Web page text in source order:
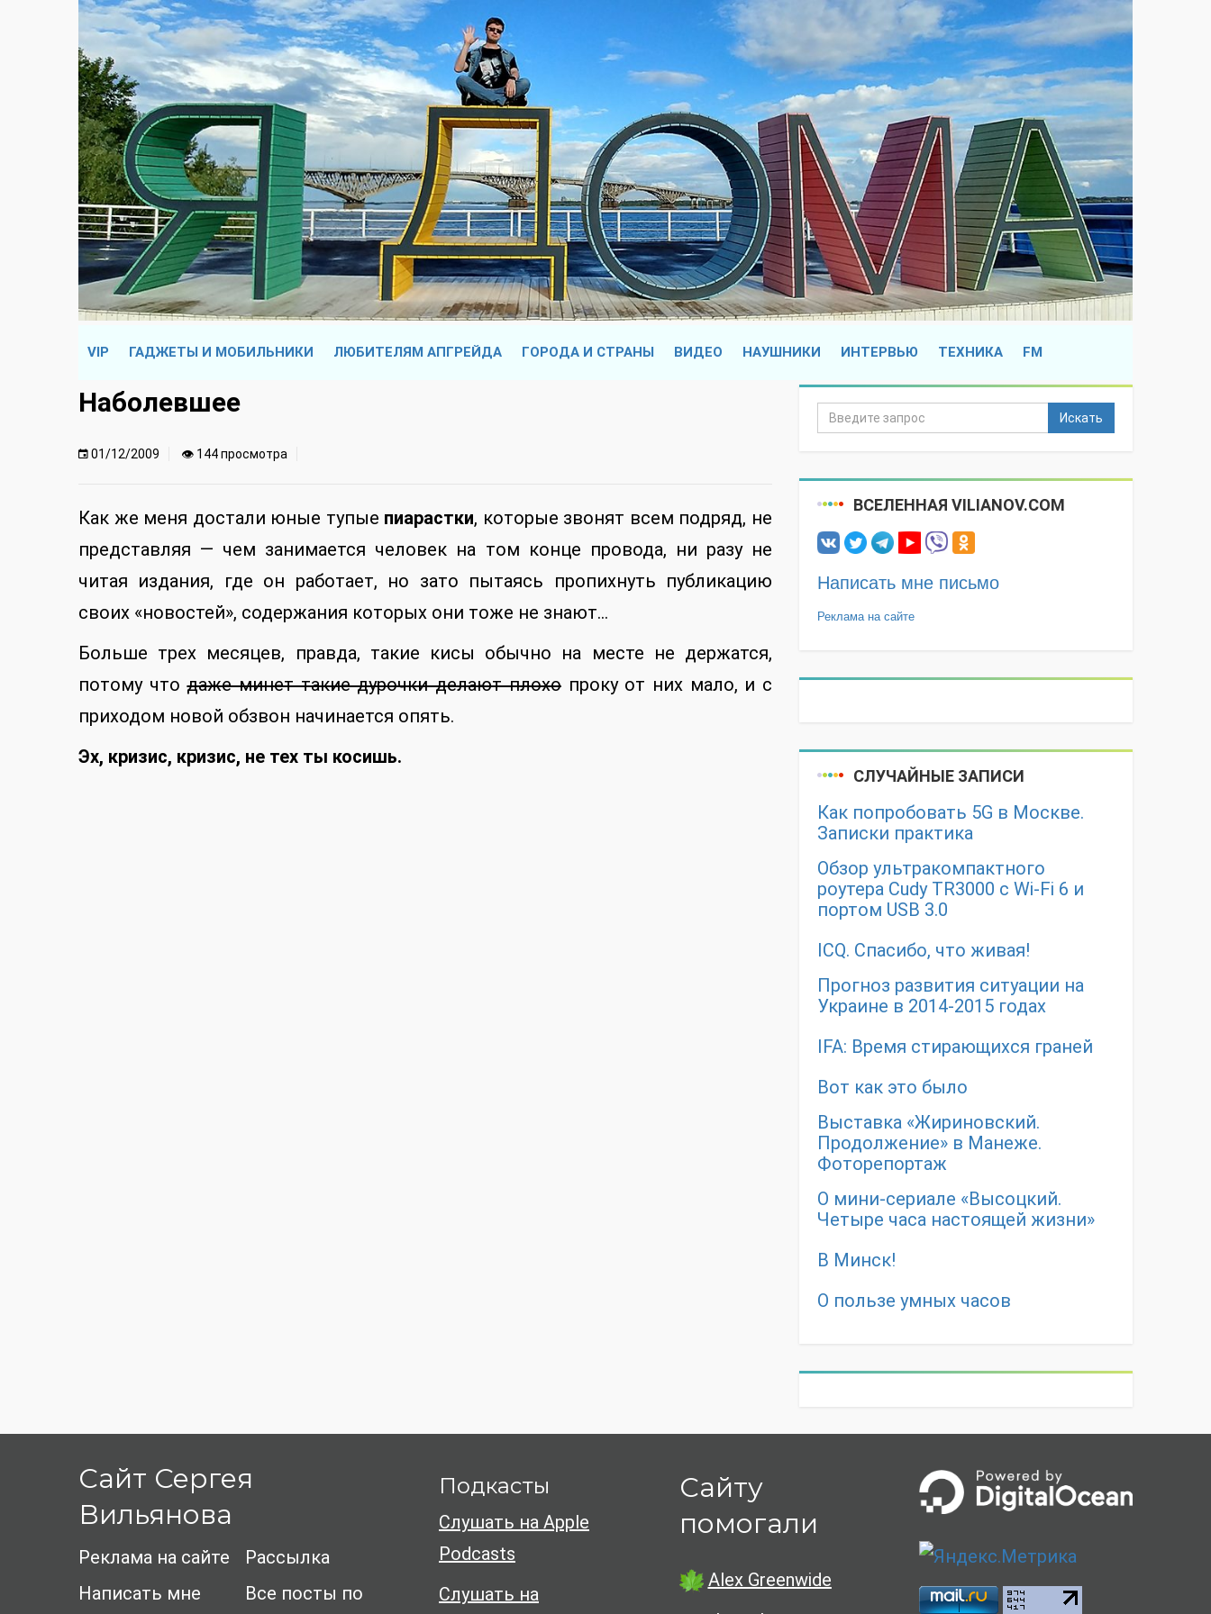
VIP ГАДЖЕТЫ И МОБИЛЬНИКИ ЛЮБИТЕЛЯМ АПГРЕЙДА ГОРОДА И СТРАНЫ ВИДЕО НАУШНИКИ ИНТЕРВЬЮ ТЕХНИКА FM
Наболевшее
01/12/2009 👁 144 просмотра
Как же меня достали юные тупые пиарастки, которые звонят всем подряд, не
представляя — чем занимается человек на том конце провода, ни разу не
читая издания, где он работает, но зато пытаясь пропихнуть публикацию
своих «новостей», содержания которых они тоже не знают…
Больше трех месяцев, правда, такие кисы обычно на месте не держатся,
потому чтодаже минет такие дурочки делают плохопроку от них мало, и с
приходом новой обзвон начинается опять.
Эх, кризис, кризис, не тех ты косишь.
Искать
ВСЕЛЕННАЯ VILIANOV.COM
Написать мне письмо
Реклама на сайте
СЛУЧАЙНЫЕ ЗАПИСИ
Как попробовать 5G в Москве.
Записки практика
Обзор ультракомпактного
роутера Cudy TR3000 с Wi-Fi 6 и
портом USB 3.0
ICQ. Спасибо, что живая!
Прогноз развития ситуации на
Украине в 2014-2015 годах
IFA: Время стирающихся граней
Вот как это было
Выставка «Жириновский.
Продолжение» в Манеже.
Фоторепортаж
О мини-сериале «Высоцкий.
Четыре часа настоящей жизни»
В Минск!
О пользе умных часов
Сайт Сергея
Вильянова
Реклама на сайте
Написать мне
Рассылка
Все посты по
Подкасты
Слушать на Apple
Podcasts
Слушать на
Сайту
помогали
Alex Greenwide